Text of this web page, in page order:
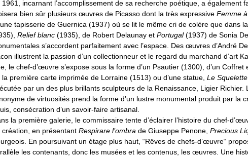
1961, incarnant l’accomplissement de sa recherche poétique, a également
bien sûr plusieurs œuvres de Picasso dont la très expressive Femme
tapisserie de Guernica (1937) où se lit le même cri de colère que dans la
Relief blanc (1935), de Robert Delaunay et Portugal(1937) de Sonia
s’accordent parfaitement avec l’espace. Des œuvres d’André
illustrent la passion d’un collectionneur et le regard du marchand d’art
le chef-d’œuvre s’expose sous la forme d’un Psautier (1300), d’un Coffret
la première carte imprimée de Lorraine (1513) ou d’une statue, Le Squelette
par un des plus brillants sculpteurs de la Renaissance, Ligier Richier.
de virtuosités prend la forme d’un lustre monumental produit par la
consécration d’un savoir-faire artisanal.
la première galerie, le commissaire tente d’éclairer l’histoire du chef-
création, en présentant Respirare l’ombra de Giuseppe Penone, Precious
En poursuivant un étage plus haut, “Rêves de chefs-d’œuvre“
les contenants, donc les musées et les contenus, les œuvres. Une